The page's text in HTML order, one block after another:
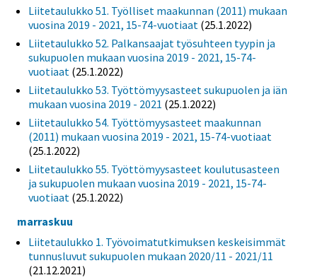
Liitetaulukko 51. Työlliset maakunnan (2011) mukaan
vuosina 2019 - 2021, 15-74-vuotiaat (25.1.2022)
Liitetaulukko 52. Palkansaajat työsuhteen tyypin ja
sukupuolen mukaan vuosina 2019 - 2021, 15-74-
vuotiaat (25.1.2022)
Liitetaulukko 53. Työttömyysasteet sukupuolen ja iän
mukaan vuosina 2019 - 2021 (25.1.2022)
Liitetaulukko 54. Työttömyysasteet maakunnan
(2011) mukaan vuosina 2019 - 2021, 15-74-vuotiaat
(25.1.2022)
Liitetaulukko 55. Työttömyysasteet koulutusasteen
ja sukupuolen mukaan vuosina 2019 - 2021, 15-74-
vuotiaat (25.1.2022)
marraskuu
Liitetaulukko 1. Työvoimatutkimuksen keskeisimmät
tunnusluvut sukupuolen mukaan 2020/11 - 2021/11
(21.12.2021)